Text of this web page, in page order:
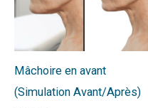
Mâchoire en avant
(Simulation Avant/Après)